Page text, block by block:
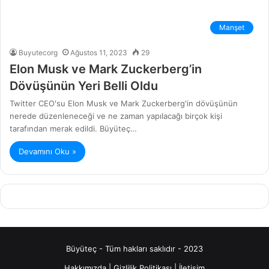
Manşet
Buyutecorg Ağustos 11, 2023 29
Elon Musk ve Mark Zuckerberg’in
Dövüşünün Yeri Belli Oldu
Twitter CEO'su Elon Musk ve Mark Zuckerberg'in dövüşünün
nerede düzenleneceği ve ne zaman yapılacağı birçok kişi
tarafından merak edildi. Büyüteç…
Devamını Oku »
Büyüteç - Tüm hakları saklıdır - 2023